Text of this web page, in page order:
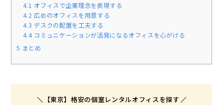
4.1 オフィスで企業理念を表現する
4.2 広めのオフィスを用意する
4.3 デスクの配置を工夫する
4.4コミュニケーションが活発になるオフィスを心がける
5 まとめ
【東京】格安の個室レンタルオフィスを探す